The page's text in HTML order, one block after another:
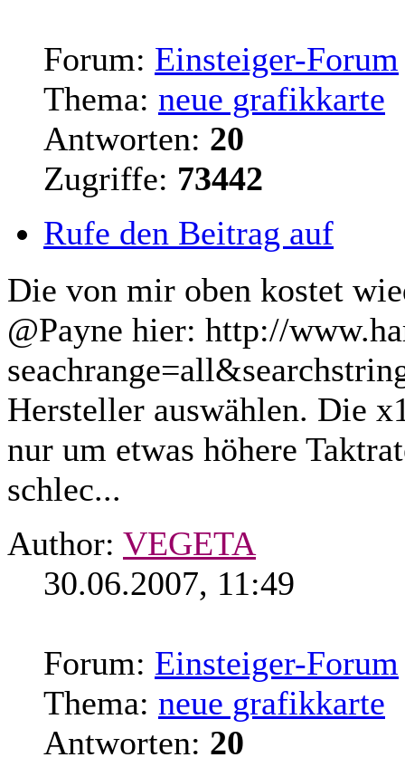
Forum: Einsteiger-Forum
Thema: neue grafikkarte
Antworten: 20
Zugriffe: 73442
Rufe den Beitrag auf
Die von mir oben kostet
@Payne hier: http://
Hersteller auswählen. Die
nur um etwas höhere
schlec...
Author: VEGETA
30.06.2007, 11:49
Forum: Einsteiger-Forum
Thema: neue grafikkarte
Antworten: 20